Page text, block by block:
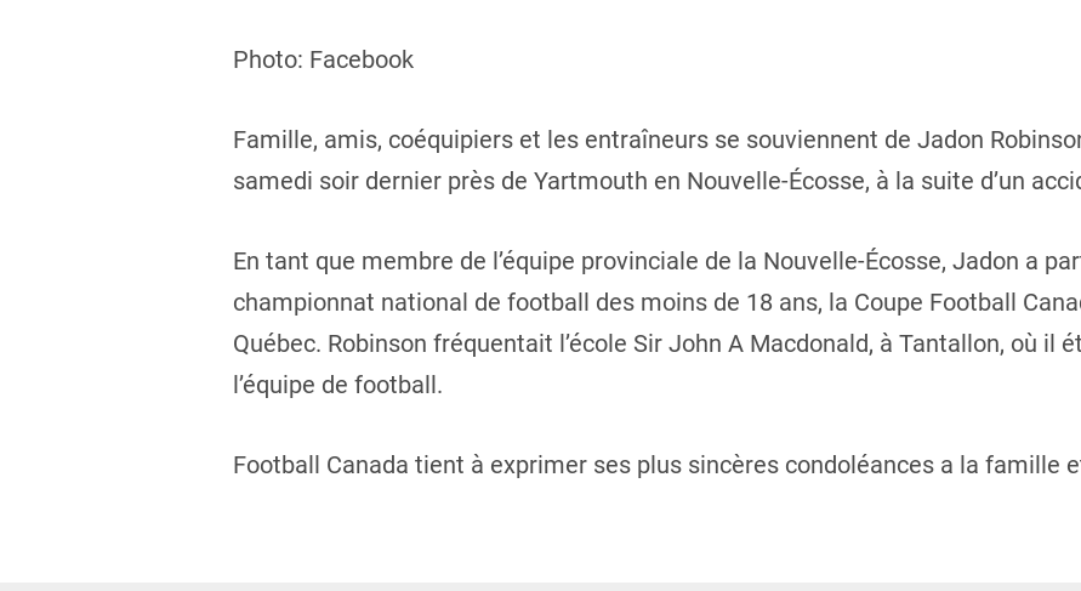
Photo: Facebook
Famille, amis, coéquipiers et les entraîneurs se souviennent de Jadon
samedi soir dernier près de Yartmouth en Nouvelle-Écosse, à la suite d’un
En tant que membre de l’équipe provinciale de la Nouvelle-Écosse, Jadon a
championnat national de football des moins de 18 ans, la Coupe Football
Québec. Robinson fréquentait l’école Sir John A Macdonald, à Tantallon, où il
l’équipe de football.
Football Canada tient à exprimer ses plus sincères condoléances a la famille